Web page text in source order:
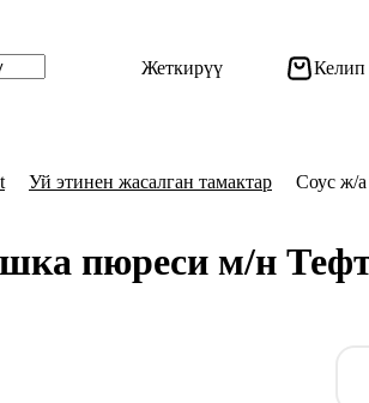
Жеткирүү Келип
Уй этинен жасалган тамактар Соус ж/
пюреси м/н